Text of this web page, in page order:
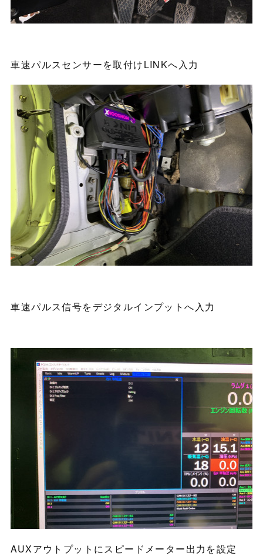
車速パルスセンサーを取付けLINKへ入力
車速パルス信号をデジタルインプットへ入力
AUXアウトプットにスピードメーター出力を設定